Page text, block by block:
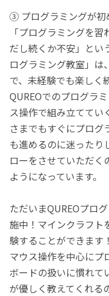
③ プログラミングが初
「プログラミングを
だし続くか不安」とい
ログラミング教室」は
で、未経験でも楽しく
QUREOでのプログラ
ス操作で組み立ててい
さまでもすぐにプログ
も進めるのに迷ったり
ローをさせていただく
ようになっています。
ただいまQUREOプロ
施中！マインクラフト
験することができます！
マウス操作を中心にプ
ボードの扱いに慣れて
が優しく教えてくれる